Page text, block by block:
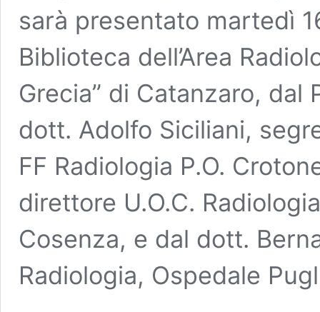
sarà presentato martedì
Biblioteca dell’Area
Grecia” di Catanzaro, dal
dott. Adolfo Siciliani,
FF Radiologia P.O.
direttore U.O.C.
Cosenza, e dal dott.
Radiologia, Ospedale